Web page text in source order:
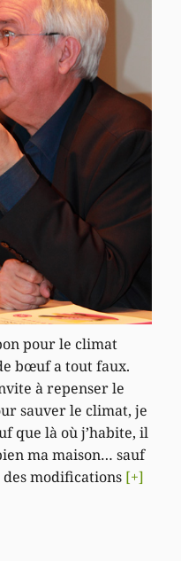
pour le climat
bœuf a tout faux.
à repenser le
sauver le climat, je
que là où j’habite, il
ma maison… sauf
modifications [+]